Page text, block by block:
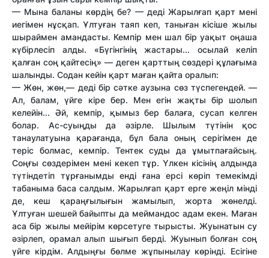
— Мына баланы көрдің бе? — деді Жарылғап қарт мені
иегімен нұсқап. Ұлтуған таяп кеп, таныған кісіше жылы
шыраймен амандасты. Кемпір мен шал бір уақыт оңаша
күбірлесіп алды. «Бүгінгінің жастары... осылай келіп
қалған соң қайтесің» — деген қарттың сөздері құлағыма
шалынды. Содан кейін қарт маған қайта оралып:
— Жөн, жөн,— деді бір сәтке аузына сөз түспегендей. —
Ал, балам, үйге кіре бер. Мен егін жақты бір шолып
келейін... Әй, кемпір, қымыз бер балаға, сусап келген
болар. Ас-суыңды да әзірле. Шылым түтінін қос
танаулатуына қарағанда, бұл бала оның серігімен де
теріс болмас, кемпір. Тентек суды да ұмытпағайсың.
Соңғы сөздерімен мені кекеп тұр. Үлкен кісінің алдында
түтіндетіп тұрғанымды енді ғана ерсі көріп темекімді
табаныма баса салдым. Жарылғап қарт ерге жеңіл мінді
де, кеш қараңғылығын жамылып, жорта жөнелді.
Ұлтуған шешей байыпты да меймандос адам екен. Маған
аса бір жылы мейірім көрсетуге тырысты. Жуынатын су
әзірлеп, орамал алып шығып берді. Жуынып болған соң
үйге кірдім. Алдыңғы бөлме жұпынылау көрінді. Есігіне